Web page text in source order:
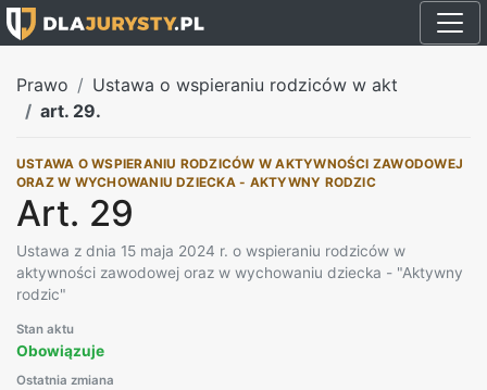
Prawo
Ustawa o wspieraniu rodziców w akt
art. 29.
USTAWA O WSPIERANIU RODZICÓW W AKTYWNOŚCI ZAWODOWEJ
ORAZ W WYCHOWANIU DZIECKA - AKTYWNY RODZIC
Art. 29
Ustawa z dnia 15 maja 2024 r. o wspieraniu rodziców w
aktywności zawodowej oraz w wychowaniu dziecka - "Aktywny
rodzic"
Stan aktu
Obowiązuje
Ostatnia zmiana